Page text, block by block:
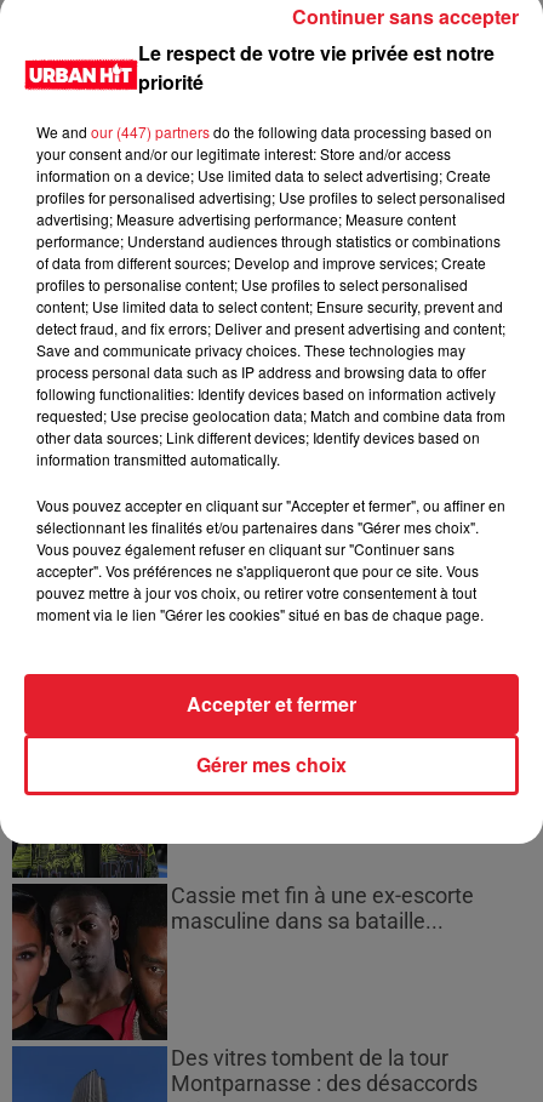
jonglant avec succès entre les divers aspects de sa carrière.
Sa nomination en tant qu'égérie Adidas Originals représente
une nouvelle étape significative dans le parcours de cet
l'univers de la culture et de la créativité.
Cet élément est masqué compte-tenu du refus du
dépôt de cookies que vous avez exprimé. Si vous
souhaitez l'afficher, merci de nous donner votre accord
en cliquant sur le bouton ci-dessous.
Afficher l'élément
Cet élément est masqué compte-tenu du refus du
souhaitez l'afficher, merci de nous donner votre accord
en cliquant sur le bouton ci-dessous.
Afficher l'élément
LES DERNIÈRES NEWS Voir plus
Jay-Z se bat contre la grand-mère
d'un homme prétendant être son fils
Cassie met fin à une ex-escorte
masculine dans sa bataille...
Des vitres tombent de la tour
Montparnasse : des désaccords
Le respect de votre vie privée est notre
priorité
We and our (447) partnersdo the following data processing based on
your consent and/or our legitimate interest: Store and/or access
information on a device; Use limited data to select advertising; Create
profiles for personalised advertising; Use profiles to select personalised
advertising; Measure advertising performance; Measure content
performance; Understand audiences through statistics or combinations
of data from different sources; Develop and improve services; Create
profiles to personalise content; Use profiles to select personalised
content; Use limited data to select content; Ensure security, prevent and
detect fraud, and fix errors; Deliver and present advertising and content;
Save and communicate privacy choices. These technologies may
process personal data such as IP address and browsing data to offer
following functionalities: Identify devices based on information actively
requested; Use precise geolocation data; Match and combine data from
other data sources; Link different devices; Identify devices based on
information transmitted automatically.
Vous pouvez accepter en cliquant sur "Accepter et fermer", ou affiner en
sélectionnant les finalités et/ou partenaires dans "Gérer mes choix".
Vous pouvez également refuser en cliquant sur "Continuer sans
accepter". Vos préférences ne s'appliqueront que pour ce site. Vous
pouvez mettre à jour vos choix, ou retirer votre consentement à tout
moment via le lien "Gérer les cookies" situé en bas de chaque page.
Gérer mes choix
Accepter et fermer
Continuer sans accepter